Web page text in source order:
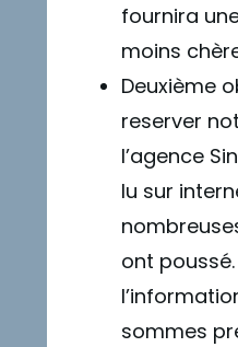
fournira
moins
Deuxième
reserver
l’agence
lu sur
ont
sommes